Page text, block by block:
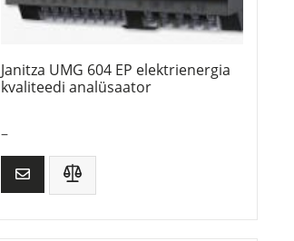
Janitza UMG 604 EP elektrienergia
kvaliteedi analüsaator
–